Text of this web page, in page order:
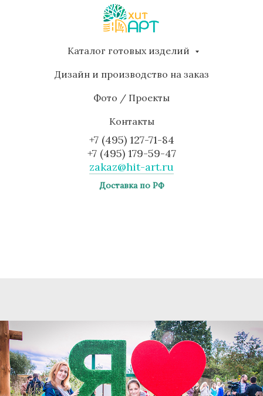
Каталог готовых изделий
Дизайн и производство на заказ
Фото / Проекты
Контакты
+7 (495) 127-71-84
+7 (495) 179-59-47
zakaz@hit-art.ru
Доставка по РФ